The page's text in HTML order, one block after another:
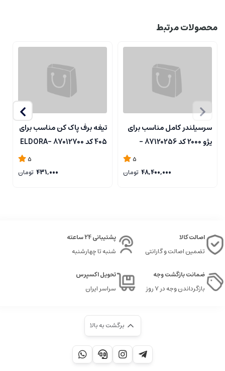
محصولات مرتبط
سرسیلندر کامل مناسب برای
پژو 2000 کد 87120256 -
5
48,400,000 تومان
تیغه برف پاک کن مناسب برای
405 کد 87012700 -ELDORA
5
431,000 تومان
اصالت کالا
تضمین اصالت و گارانتی
پشتیبانی 24 ساعته
شنبه تا چهارشنبه
ضمانت بازگشت وجه
بازگرداندن وجه در ۷ روز
تحویل اکسپرس
سراسر ایران
برگشت به بالا